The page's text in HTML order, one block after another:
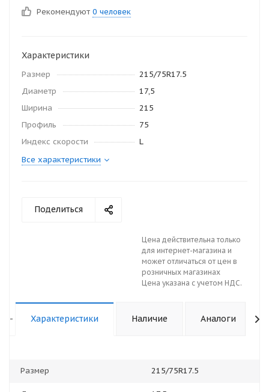
Рекомендуют 0 человек
Характеристики
Размер
215/75R17.5
Диаметр
17,5
Ширина
215
Профиль
75
Индекс скорости
L
Все характеристики
Поделиться
Цена действительна только
для интернет-магазина и
может отличаться от цен в
розничных магазинах
Цена указана с учетом НДС.
- Характеристики Наличие Аналоги
Размер 215/75R17.5